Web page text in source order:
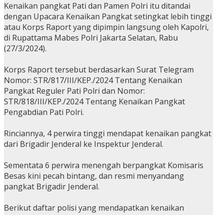
Kenaikan pangkat Pati dan Pamen Polri itu ditandai
dengan Upacara Kenaikan Pangkat setingkat lebih tinggi
atau Korps Raport yang dipimpin langsung oleh Kapolri,
di Rupattama Mabes Polri Jakarta Selatan, Rabu
(27/3/2024).
Korps Raport tersebut berdasarkan Surat Telegram
Nomor: STR/817/III/KEP./2024 Tentang Kenaikan
Pangkat Reguler Pati Polri dan Nomor:
STR/818/III/KEP./2024 Tentang Kenaikan Pangkat
Pengabdian Pati Polri.
Rinciannya, 4 perwira tinggi mendapat kenaikan pangkat
dari Brigadir Jenderal ke Inspektur Jenderal.
Sementata 6 perwira menengah berpangkat Komisaris
Besas kini pecah bintang, dan resmi menyandang
pangkat Brigadir Jenderal.
Berikut daftar polisi yang mendapatkan kenaikan